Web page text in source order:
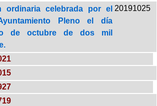
ordinaria celebrada por el
Pleno el día
de octubre de dos mil
20191025